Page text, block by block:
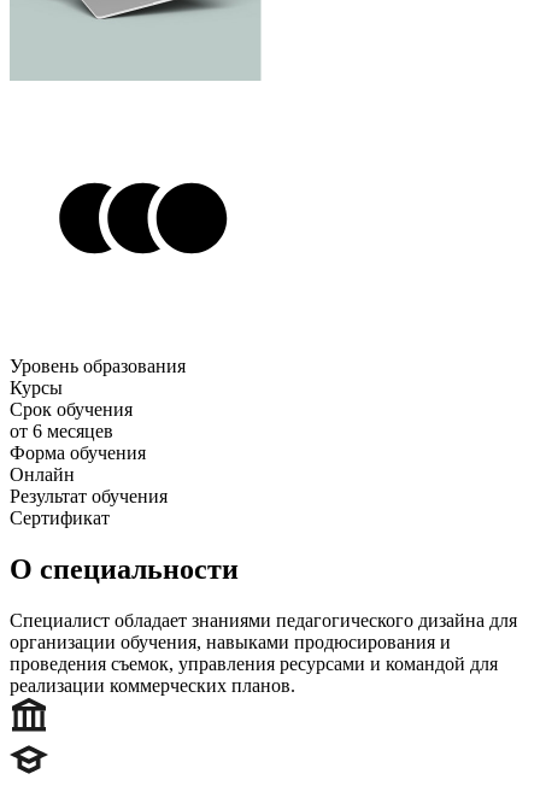
Уровень образования
Курсы
Срок обучения
от 6 месяцев
Форма обучения
Онлайн
Результат обучения
Сертификат
О специальности
Специалист обладает знаниями педагогического дизайна для
организации обучения, навыками продюсирования и
проведения съемок, управления ресурсами и командой для
реализации коммерческих планов.